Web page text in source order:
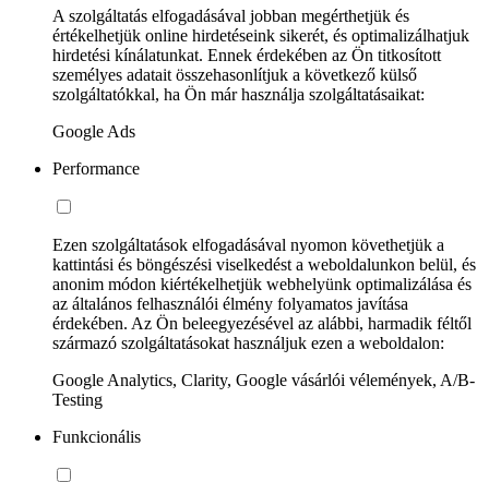
A szolgáltatás elfogadásával jobban megérthetjük és
értékelhetjük online hirdetéseink sikerét, és optimalizálhatjuk
hirdetési kínálatunkat. Ennek érdekében az Ön titkosított
személyes adatait összehasonlítjuk a következő külső
szolgáltatókkal, ha Ön már használja szolgáltatásaikat:
Google Ads
Performance
Ezen szolgáltatások elfogadásával nyomon követhetjük a
kattintási és böngészési viselkedést a weboldalunkon belül, és
anonim módon kiértékelhetjük webhelyünk optimalizálása és
az általános felhasználói élmény folyamatos javítása
érdekében. Az Ön beleegyezésével az alábbi, harmadik féltől
származó szolgáltatásokat használjuk ezen a weboldalon:
Google Analytics, Clarity, Google vásárlói vélemények, A/B-
Testing
Funkcionális